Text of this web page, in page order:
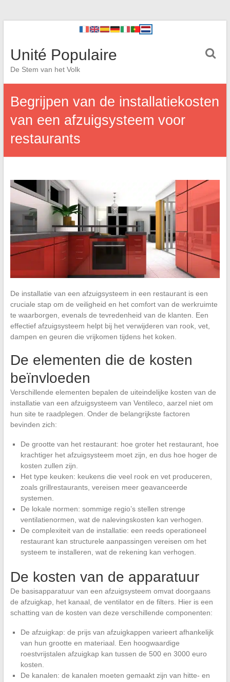
Unité Populaire
De Stem van het Volk
Begrijpen van de installatiekosten
van een afzuigsysteem voor
restaurants
De installatie van een afzuigsysteem in een restaurant is een
cruciale stap om de veiligheid en het comfort van de werkruimte
te waarborgen, evenals de tevredenheid van de klanten. Een
effectief afzuigsysteem helpt bij het verwijderen van rook, vet,
dampen en geuren die vrijkomen tijdens het koken.
De elementen die de kosten
beïnvloeden
Verschillende elementen bepalen de uiteindelijke kosten van de
installatie van een afzuigsysteem van Ventileco, aarzel niet om
hun site te raadplegen. Onder de belangrijkste factoren
bevinden zich:
De grootte van het restaurant: hoe groter het restaurant, hoe
krachtiger het afzuigsysteem moet zijn, en dus hoe hoger de
kosten zullen zijn.
Het type keuken: keukens die veel rook en vet produceren,
zoals grillrestaurants, vereisen meer geavanceerde
systemen.
De lokale normen: sommige regio’s stellen strenge
ventilatienormen, wat de nalevingskosten kan verhogen.
De complexiteit van de installatie: een reeds operationeel
restaurant kan structurele aanpassingen vereisen om het
systeem te installeren, wat de rekening kan verhogen.
De kosten van de apparatuur
De basisapparatuur van een afzuigsysteem omvat doorgaans
de afzuigkap, het kanaal, de ventilator en de filters. Hier is een
schatting van de kosten van deze verschillende componenten:
De afzuigkap: de prijs van afzuigkappen varieert afhankelijk
van hun grootte en materiaal. Een hoogwaardige
roestvrijstalen afzuigkap kan tussen de 500 en 3000 euro
kosten.
De kanalen: de kanalen moeten gemaakt zijn van hitte- en